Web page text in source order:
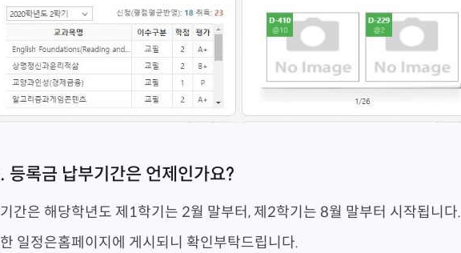
등록금 납부기간은 언제인가요?
간은 해당학년도 제1학기는 2월 말부터, 제2학기는 8월 말부터 시작됩니다.
일정은홈페이지에 게시되니 확인부탁드립니다.